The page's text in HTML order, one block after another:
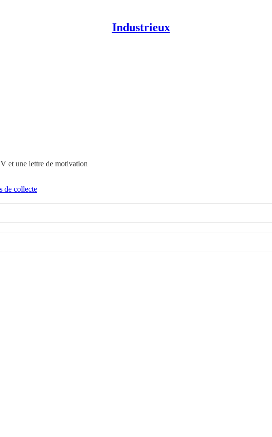
Industrieux
et une lettre de motivation
de collecte